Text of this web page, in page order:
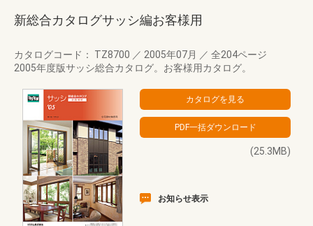
新総合カタログサッシ編お客様用
カタログコード： TZ8700 ／ 2005年07月 ／ 全204ページ
2005年度版サッシ総合カタログ。お客様用カタログ。
(25.3MB)
お知らせ表示